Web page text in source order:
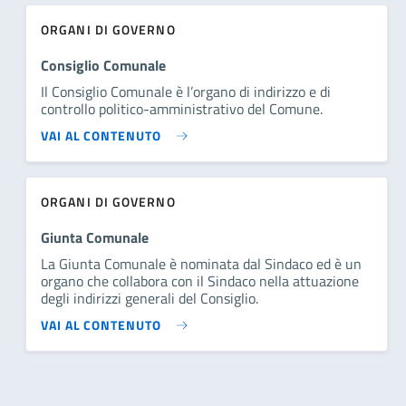
ORGANI DI GOVERNO
Consiglio Comunale
Il Consiglio Comunale è l’organo di indirizzo e di
controllo politico-amministrativo del Comune.
VAI AL CONTENUTO
ORGANI DI GOVERNO
Giunta Comunale
La Giunta Comunale è nominata dal Sindaco ed è un
organo che collabora con il Sindaco nella attuazione
degli indirizzi generali del Consiglio.
VAI AL CONTENUTO